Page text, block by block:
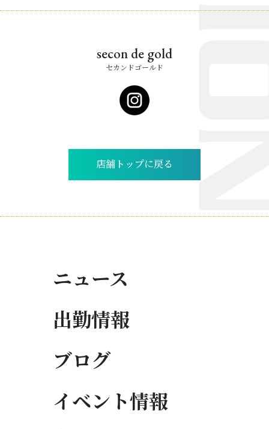
secon de gold
セカンドゴールド
店舗トップに戻る
ニュース
出勤情報
ブログ
イベント情報